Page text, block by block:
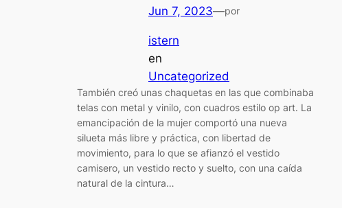
Jun 7, 2023—por
istern
en
Uncategorized
También creó unas chaquetas en las que combinaba
telas con metal y vinilo, con cuadros estilo op art. La
emancipación de la mujer comportó una nueva
silueta más libre y práctica, con libertad de
movimiento, para lo que se afianzó el vestido
camisero, un vestido recto y suelto, con una caída
natural de la cintura…